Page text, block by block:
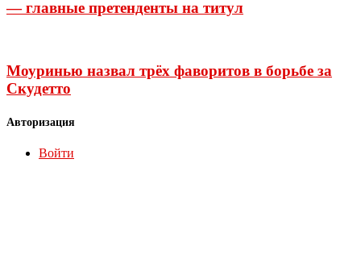
— главные претенденты на титул
Моуринью назвал трёх фаворитов в борьбе за
Скудетто
Авторизация
Войти